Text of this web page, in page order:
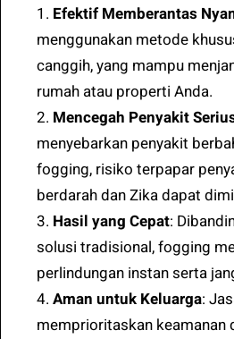
1. Efektif Memberantas
menggunakan metode
canggih, yang mampu
rumah atau properti Anda.
2. Mencegah Penyakit
menyebarkan penyakit
fogging, risiko terpapar
berdarah dan Zika dapat
3. Hasil yang Cepat:
solusi tradisional, fogging
perlindungan instan serta
4. Aman untuk Keluarga:
memprioritaskan keamanan